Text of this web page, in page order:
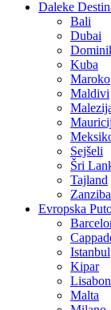
Daleke
Bali
Dubai
Kuba
Maroko
Maldivi
Sejšeli
Šri
Tajland
Evropska
Istanbul
Kipar
Lisabon
Malta